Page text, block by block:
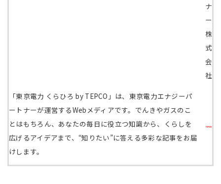
ナ
ー
株
式
会
社
「東京電力 くらひろ by TEPCO」は、東京電力エナジーパ
ートナーが運営するWebメディアです。でんきやガスのこ
とはもちろん、あなたの毎日に役立つ知識から、くらしを
広げるアイデアまで、“知りたい”に答える多彩な記事をお届
けします。